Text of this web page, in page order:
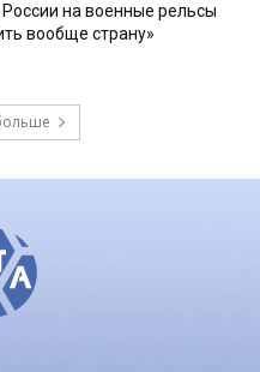
на военные рельсы
вообще страну»